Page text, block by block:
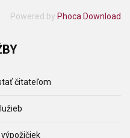
Powered by Phoca Download
čitateľom